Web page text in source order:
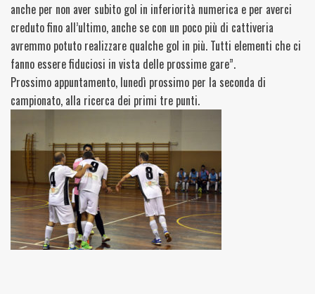
anche per non aver subito gol in inferiorità numerica e per averci
creduto fino all’ultimo, anche se con un poco più di cattiveria
avremmo potuto realizzare qualche gol in più. Tutti elementi che ci
fanno essere fiduciosi in vista delle prossime gare”.
Prossimo appuntamento, lunedì prossimo per la seconda di
campionato, alla ricerca dei primi tre punti.